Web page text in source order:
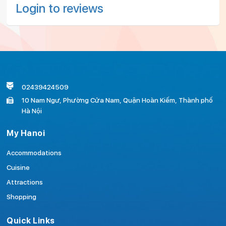
Login to reviews
02439424509
10 Nam Ngư, Phường Cửa Nam, Quận Hoàn Kiếm, Thành phố
Hà Nội
My Hanoi
Accommodations
Cuisine
Attractions
Shopping
Quick Links